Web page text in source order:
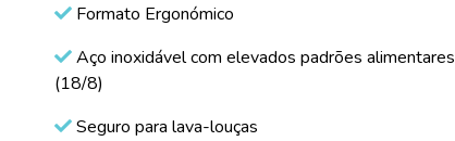
Formato Ergonómico
Aço inoxidável com elevados padrões alimentares
(18/8)
Seguro para lava-louças